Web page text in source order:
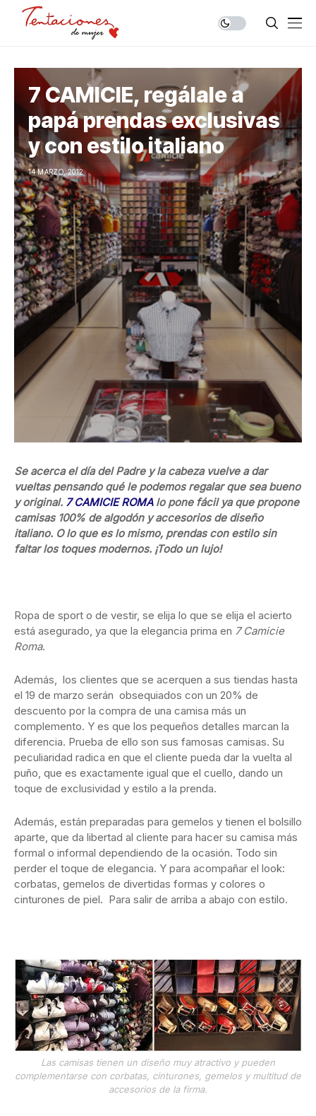
7 CAMICIE, regálale a
papá prendas exclusivas
y con estilo italiano
14 MARZO, 2012
Se acerca el día del Padre y la cabeza vuelve a dar
vueltas pensando qué le podemos regalar que sea bueno
y original. 7 CAMICIE ROMA lo pone fácil ya que propone
camisas 100% de algodón y accesorios de diseño
italiano. O lo que es lo mismo, prendas con estilo sin
faltar los toques modernos. ¡Todo un lujo!
Ropa de sport o de vestir, se elija lo que se elija el acierto
está asegurado, ya que la elegancia prima en 7 Camicie
Roma.
Además, los clientes que se acerquen a sus tiendas hasta
el 19 de marzo serán obsequiados con un 20% de
descuento por la compra de una camisa más un
complemento. Y es que los pequeños detalles marcan la
diferencia. Prueba de ello son sus famosas camisas. Su
peculiaridad radica en que el cliente pueda dar la vuelta al
puño, que es exactamente igual que el cuello, dando un
toque de exclusividad y estilo a la prenda.
Además, están preparadas para gemelos y tienen el bolsillo
aparte, que da libertad al cliente para hacer su camisa más
formal o informal dependiendo de la ocasión. Todo sin
perder el toque de elegancia. Y para acompañar el look:
corbatas, gemelos de divertidas formas y colores o
cinturones de piel. Para salir de arriba a abajo con estilo.
Las camisas tienen un diseño muy atractivo y pueden
complementarse con corbatas, cinturones, gemelos y multitud de
accesorios de la firma.